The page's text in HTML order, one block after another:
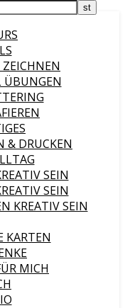
ÜBUNGEN
& DRUCKEN
SEIN
SEIN
KREATIV SEIN
KARTEN
MICH